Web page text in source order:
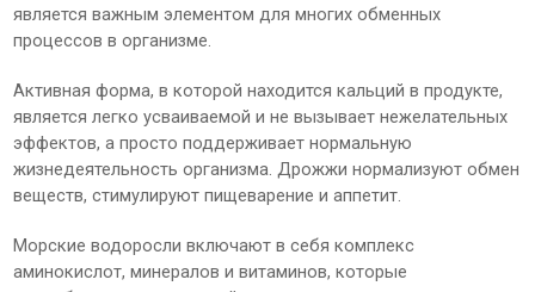
является важным элементом для многих обменных
процессов в организме.
Активная форма, в которой находится кальций в продукте,
является легко усваиваемой и не вызывает нежелательных
эффектов, а просто поддерживает нормальную
жизнедеятельность организма. Дрожжи нормализуют обмен
веществ, стимулируют пищеварение и аппетит.
Морские водоросли включают в себя комплекс
аминокислот, минералов и витаминов, которые